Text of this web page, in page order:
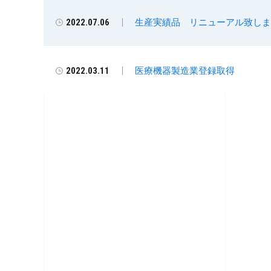
2022.07.06 生産実績品 リニューアル致しま
2022.03.11 医療機器製造業登録取得